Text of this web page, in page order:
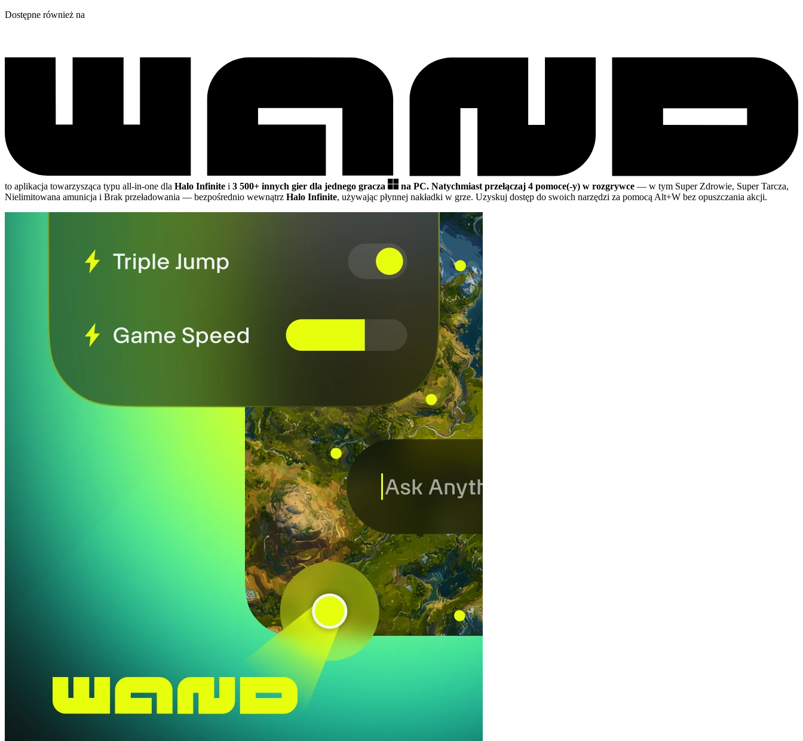
Dostępne również na
to aplikacja towarzysząca typu all-in-one dla Halo Infinite i 3 500+ innych gier dla jednego gracza na PC. Natychmiast przełączaj 4 pomoce(-y) w rozgrywce — w tym Super Zdrowie, Super Tarcza,
Nielimitowana amunicja i Brak przeładowania — bezpośrednio wewnątrz Halo Infinite, używając płynnej nakładki w grze. Uzyskuj dostęp do swoich narzędzi za pomocą Alt+W bez opuszczania akcji.